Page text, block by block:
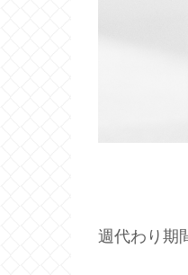
週代わり期